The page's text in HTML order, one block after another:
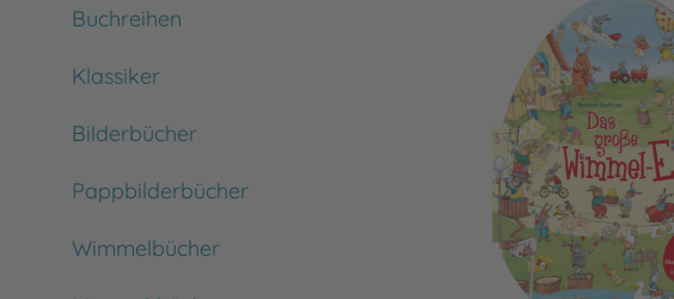
Buchreihen
Klassiker
Bilderbücher
Pappbilderbücher
Wimmelbücher